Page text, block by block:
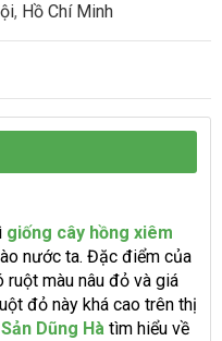
, Hồ Chí Minh
giống cây hồng xiêm
nước ta. Đặc điểm của
ruột màu nâu đỏ và giá
đỏ này khá cao trên thị
Dũng Hà tìm hiểu về